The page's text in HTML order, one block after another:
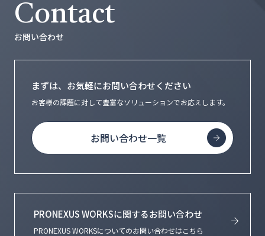
Contact
お問い合わせ
まずは、お気軽にお問い合わせください
お客様の課題に対して豊富なソリューションでお応えします。
お問い合わせ一覧
PRONEXUS WORKSに関するお問い合わせ
PRONEXUS WORKSについてのお問い合わせはこちら